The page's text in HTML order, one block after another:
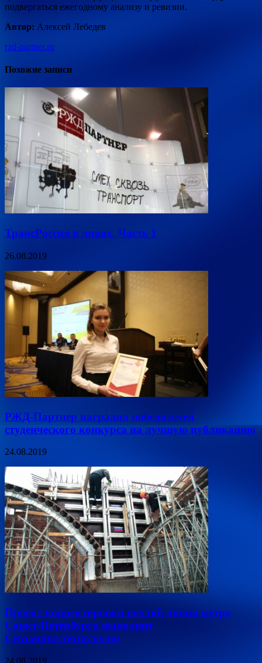
подвергаться ежегодному анализу и ревизии.
Автор: Алексей Лебедев
rzd-partner.ru
Похожие записи
ТрансРоссия в лицах. Часть 1
26.08.2019
РЖД-Партнер наградил победителей
студенческого конкурса на лучшую публикацию
24.08.2019
Проект корректировки шестой линии метро
Санкт-Петербурга выполнит
Севзапинжтехнология
24.08.2019